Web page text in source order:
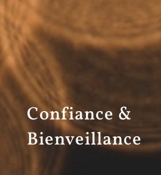
Confiance &
Bienveillance